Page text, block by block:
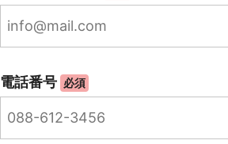
電話番号 必須